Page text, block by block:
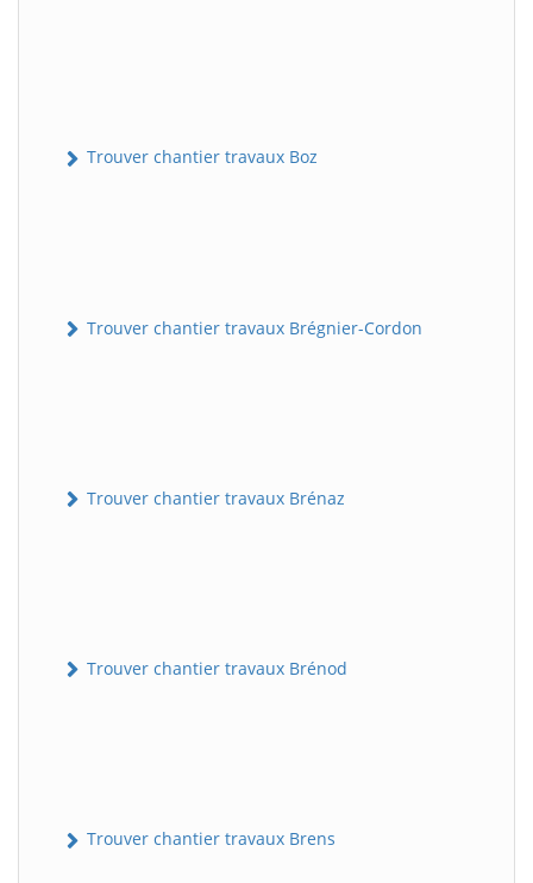
Trouver chantier travaux Boz
Trouver chantier travaux Brégnier-Cordon
Trouver chantier travaux Brénaz
Trouver chantier travaux Brénod
Trouver chantier travaux Brens